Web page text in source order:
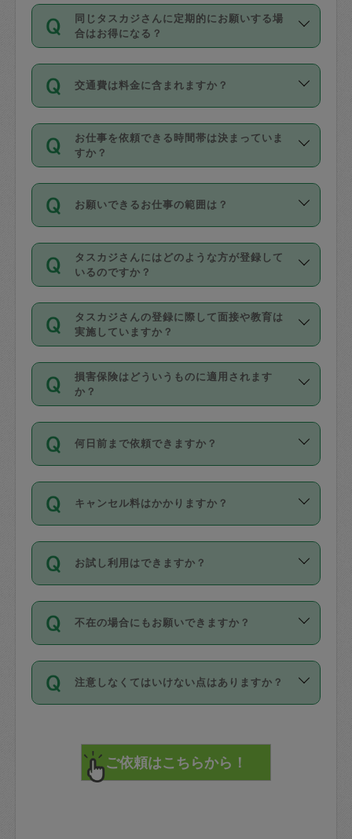
いません。
があり、レビュー件数、レビューの平均
値、などで除々に設定可能な最高額が上
がっていく仕組みになっています。
お支払方法はクレジットカード（Visa／
Master／JCB／AMERICAN EXPRESS／
Diners Club）のみとなります。
を行う際にご入力ください。プロフィー
ル登録時にはご入力いただかなくても大
丈夫です。
デビットカード・プリペイドカード（Vプ
リカ、au WALLETなど）は支払にはご利
銀行振込や現金払いも対応していませ
なお、タスカジさんの交通費も、依頼料
金のご請求と合わせてお支払いとなりま
動計算で表示されます。
同じタスカジさんに定期的にお願いする場
合はお得になる？
依頼には「スポット」と「定期（毎週｜
隔週）」があり、「定期」の依頼は「ス
ポット」よりお得な料金でご利用できま
す。
定期の最低利用回数は設けていない代わ
りに、一定数を超えたキャンセルは有償
（例：毎週定期の場合は３回以上のキャ
ンセルが有償（1200円、隔週定期の場合
は２回以上のキャンセルが有償（1200
交通費は料金に含まれますか？
交通費は依頼料金とは別途発生し、依頼
料金のご請求と合わせてお支払いとなり
ます。交通費の金額は「依頼の詳細」に
お仕事を依頼できる時間帯は決まっていま
すか？
時間帯は3種類あります。いずれも１回あ
たり３時間です。
・ＡＭ ９時～１２時
・ＰＭ １３時～１６時
・夜 １８時～２１時
開始時間を２時間前後変更することが可
能です。依頼送信後、個別にタスカジさ
んにメッセージを送り調整してくださ
い。ただし、２時間を越えての調整はで
時間も被らない場合、損害保険の対象外
お願いできるお仕事の範囲は？
掃除、整理収納、洗濯、買い物、料理、
作り置きです。タスカジさんによってで
きる仕事の範囲が異なりますので、依頼
する前にタスカジさんのプロフィールで
確認してください。
基本的に、高所での作業や危険作業、屋
外での作業は対象外です。
タスカジさんにはどのような方が登録して
いるのですか？
主婦として長年の家事経験をお持ちの
方、栄養士・調理師といった資格者で保
育園や学校の給食やレストランで料理関
係の専門職に従事されていた方、日本で
すでにハウスキーパーや英語の先生とし
てお仕事をしているフィリピン出身の
社員など様々なバックグラウンドの方が
登録しています。
日本語も話せる方など様々です。
ールに記載していますので、各自の得意
を依頼してください。
タスカジさんの登録に際して面接や教育は
実施していますか？
応募の際に、各自事務局との面接と説明
を行っています。その後、身分証明書の
写真提出をしていただいています。外国
確認しています。タスカジさんトレーニ
ング動画を使ったセルフトレーニングの
現場トライアルを受け、合格したタスカ
ジさんが活動されています。
※テストセンターの講評は１件目のレビュ
参考
【詳細】タスカジさんの登録に際
損害保険はどういうものに適用されます
か？
依頼者とタスカジさんとの間でタスカジ
を通して成立した作業時間内での作業に
適用されます。作業範囲は、掃除、洗
です。作業中に物を壊したり、人にけが
をさせたりした場合が対象で、補償金額
す。
写真を撮り、
詳細FAQ：
損害賠償保険について教えて
何日前まで依頼できますか？
ご依頼は、現在を起点に3日後（72時間
以降）の日時から受付可能となっていま
す。
タスカジさんへ「募集」をかけることが
可能です。
キャンセル料はかかりますか？
キャンセル料には、以下の2種類がありま
す。
1. 直前キャンセル（定期、スポット契約
共通）
72時間を超える※と、以下のキャンセル
料が発生します。
直前キャンセル料：
72時間前〜24時間前＝依頼料金の50%
お試し利用はできますか？
「お試し利用」というメニューはありま
せんが、「一回のみ」依頼を活用するこ
とによって、気に入ったタスカジさんを
まず、条件の合う気になるタスカジさ
みてください。
その後、一番気に入ったタスカジさんに
不在の場合にもお願いできますか？
不在の場合の作業はタスカジさんの同意
が必要です。数回の依頼ののち、タスカ
ジさんと依頼者の間で十分な信頼関係が
てください。
不在時に部屋に入るためにタスカジさん
注意しなくてはいけない点はありますか？
で、必ず鍵のかかるロッカーや金庫に入
れて依頼者の責任の元管理するよう心掛
けてください。